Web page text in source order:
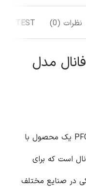
نظرات (0) TEST
مدل
کنتاکتور سه پل پارس فانال مدل PFC-9 یک محصول با
است که برای
در صنایع مختلف